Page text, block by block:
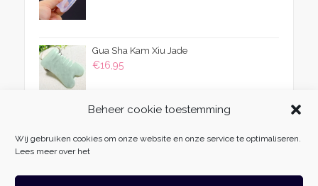
Beheer cookie toestemming
Wij gebruiken cookies om onze website en onze service te optimaliseren.
Lees meer over het
Gua Sha Kam Xiu Jade
€16,95